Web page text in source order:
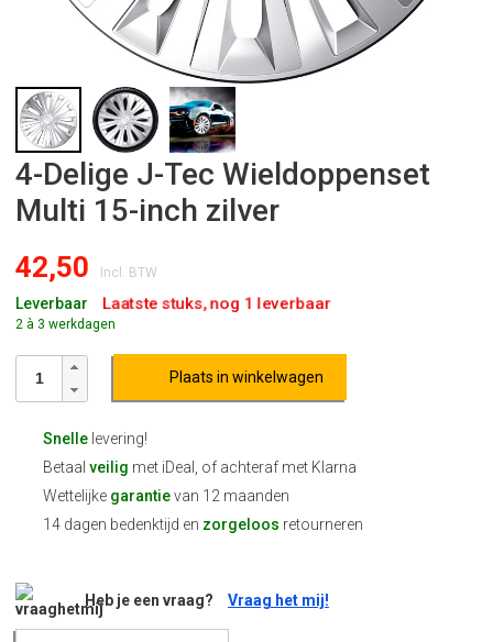
4-Delige J-Tec Wieldoppenset
Multi 15-inch zilver
42,50 Incl. BTW
Leverbaar Laatste stuks, nog 1 leverbaar
2 à 3 werkdagen
Plaats in winkelwagen
Snellelevering!
Betaal veilig met iDeal, of achteraf met Klarna
Wettelijke garantievan 12 maanden
14 dagen bedenktijd en zorgeloos retourneren
Heb je een vraag? Vraag het mij!